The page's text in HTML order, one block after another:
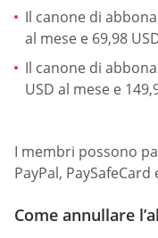
Il canone di
al mese e 69,98
Il canone di
USD al mese e
I membri possono
PayPal,
Come annullare